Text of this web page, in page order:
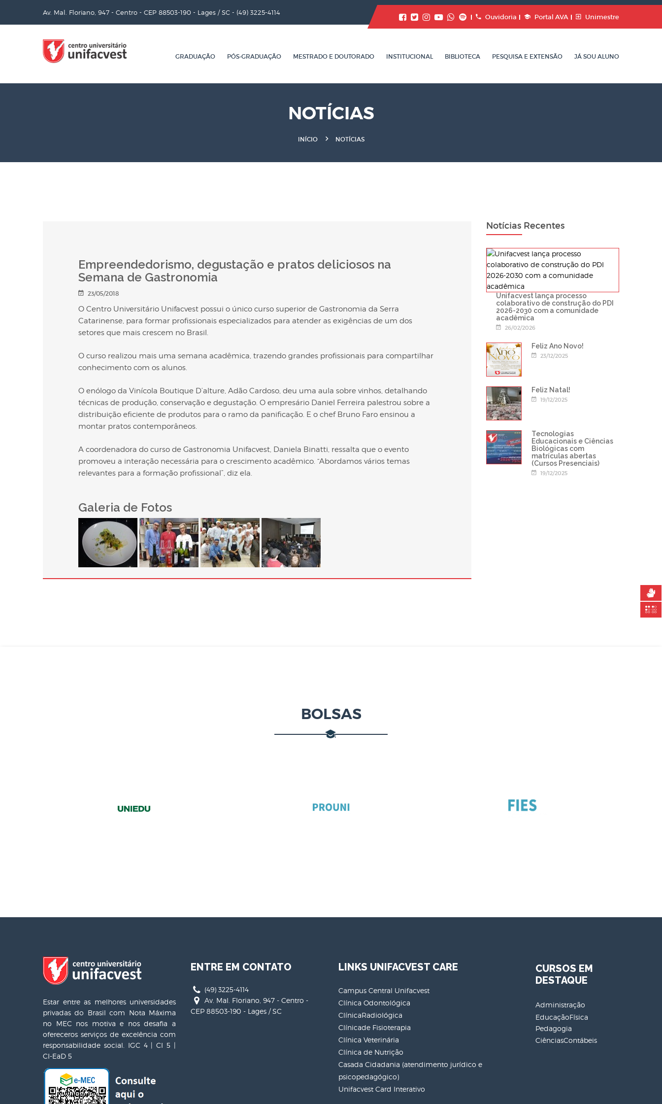
Av. Mal. Floriano, 947 - Centro - CEP 88503-190 - Lages / SC - (49) 3225-4114
Ouvidoria Portal AVA Unimestre
GRADUAÇÃO PÓS-GRADUAÇÃO MESTRADO E DOUTORADO INSTITUCIONAL BIBLIOTECA PESQUISA E EXTENSÃO JÁ SOU ALUNO
NOTÍCIAS
INÍCIO NOTÍCIAS
Empreendedorismo, degustação e pratos deliciosos na
Semana de Gastronomia
23/05/2018
O Centro Universitário Unifacvest possui o único curso superior de Gastronomia da Serra
Catarinense, para formar profissionais especializados para atender as exigências de um dos
setores que mais crescem no Brasil.
O curso realizou mais uma semana acadêmica, trazendo grandes profissionais para compartilhar
conhecimento com os alunos.
O enólogo da Vinícola Boutique D’alture, Adão Cardoso, deu uma aula sobre vinhos, detalhando
técnicas de produção, conservação e degustação. O empresário Daniel Ferreira palestrou sobre a
distribuição eficiente de produtos para o ramo da panificação. E o chef Bruno Faro ensinou a
montar pratos contemporâneos.
A coordenadora do curso de Gastronomia Unifacvest, Daniela Binatti, ressalta que o evento
promoveu a interação necessária para o crescimento acadêmico. “Abordamos vários temas
relevantes para a formação profissional”, diz ela.
Galeria de Fotos
Notícias Recentes
Unifacvest lança processo
colaborativo de construção do PDI
2026-2030 com a comunidade
acadêmica
26/02/2026
Feliz Ano Novo!
23/12/2025
Feliz Natal!
19/12/2025
Tecnologias
Educacionais e Ciências
Biológicas com
matrículas abertas
(Cursos Presenciais)
19/12/2025
BOLSAS
Estar entre as melhores universidades
privadas do Brasil com Nota Máxima
no MEC nos motiva e nos desafia a
ofereceros serviços de excelência com
responsabilidade social. IGC 4 | CI 5 |
CI-EaD 5
ENTRE EM CONTATO
(49) 3225-4114
Av. Mal. Floriano, 947 - Centro -
CEP 88503-190 - Lages / SC
LINKS UNIFACVEST CARE
Campus Central Unifacvest
Clínica Odontológica
ClínicaRadiológica
Clínicade Fisioterapia
Clínica Veterinária
Clínica de Nutrição
Casada Cidadania (atendimento jurídico e
psicopedagógico)
Unifacvest Card Interativo
CURSOS EM
DESTAQUE
Administração
EducaçãoFísica
Pedagogia
CiênciasContábeis